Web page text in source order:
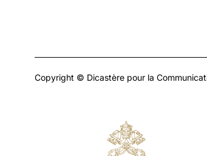
Copyright © Dicastère pour la